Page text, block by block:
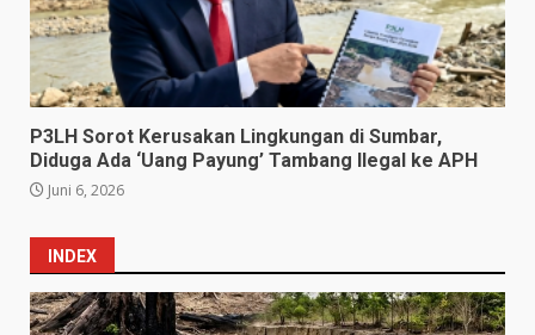
P3LH Sorot Kerusakan Lingkungan di Sumbar,
Diduga Ada ‘Uang Payung’ Tambang Ilegal ke APH
Juni 6, 2026
INDEX